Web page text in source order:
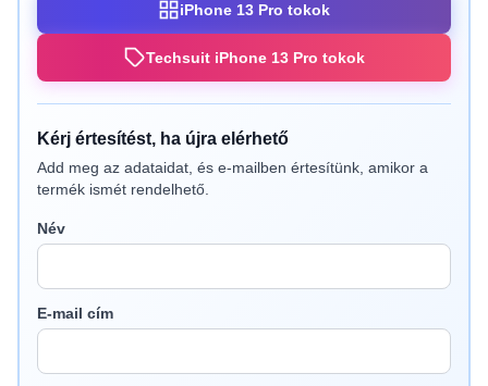
iPhone 13 Pro tokok
Techsuit iPhone 13 Pro tokok
Kérj értesítést, ha újra elérhető
Add meg az adataidat, és e-mailben értesítünk, amikor a
termék ismét rendelhető.
Név
E-mail cím